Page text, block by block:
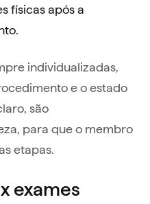
físicas após a
individualizadas,
e o estado
são
para que o membro
etapas.
exames